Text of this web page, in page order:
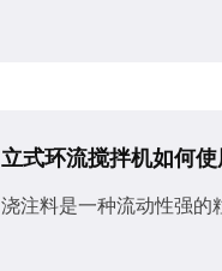
立式环流搅拌机如何
浇注料是一种流动性强的